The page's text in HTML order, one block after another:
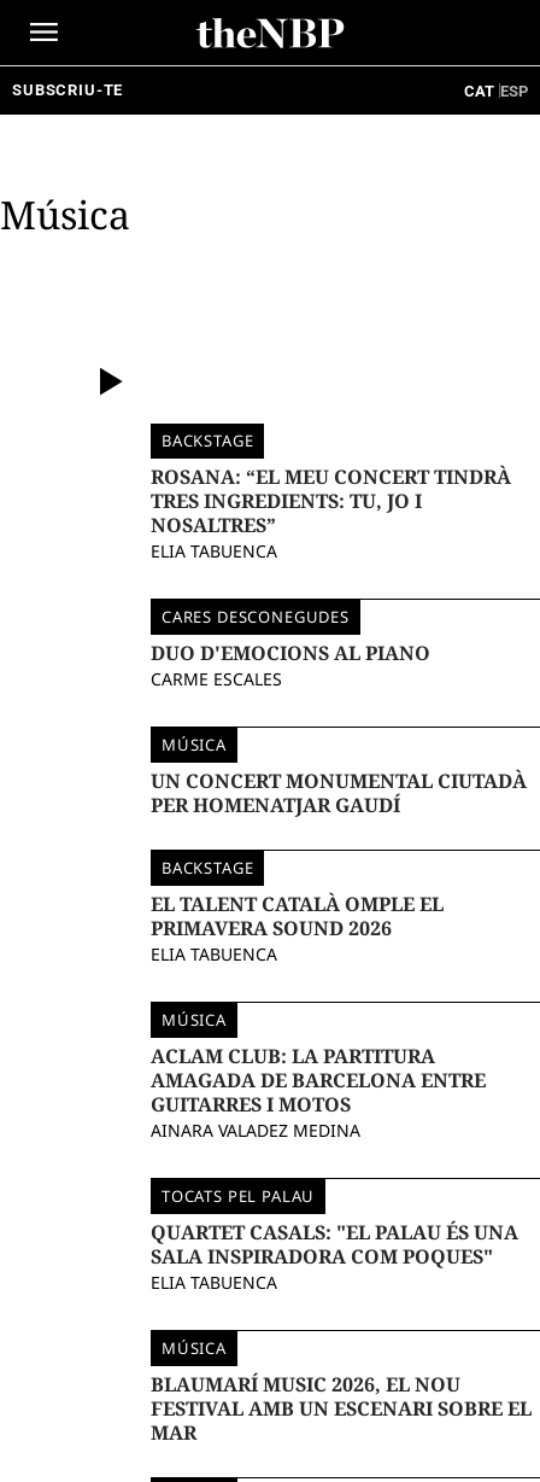
SUBSCRIU-TE CAT ESP
Música
BACKSTAGE
ROSANA: “EL MEU CONCERT TINDRÀ
TRES INGREDIENTS: TU, JO I
NOSALTRES”
ELIA TABUENCA
CARES DESCONEGUDES
DUO D'EMOCIONS AL PIANO
CARME ESCALES
MÚSICA
UN CONCERT MONUMENTAL CIUTADÀ
PER HOMENATJAR GAUDÍ
BACKSTAGE
EL TALENT CATALÀ OMPLE EL
PRIMAVERA SOUND 2026
ELIA TABUENCA
MÚSICA
ACLAM CLUB: LA PARTITURA
AMAGADA DE BARCELONA ENTRE
GUITARRES I MOTOS
AINARA VALADEZ MEDINA
TOCATS PEL PALAU
QUARTET CASALS: "EL PALAU ÉS UNA
SALA INSPIRADORA COM POQUES"
ELIA TABUENCA
MÚSICA
BLAUMARÍ MUSIC 2026, EL NOU
FESTIVAL AMB UN ESCENARI SOBRE EL
MAR